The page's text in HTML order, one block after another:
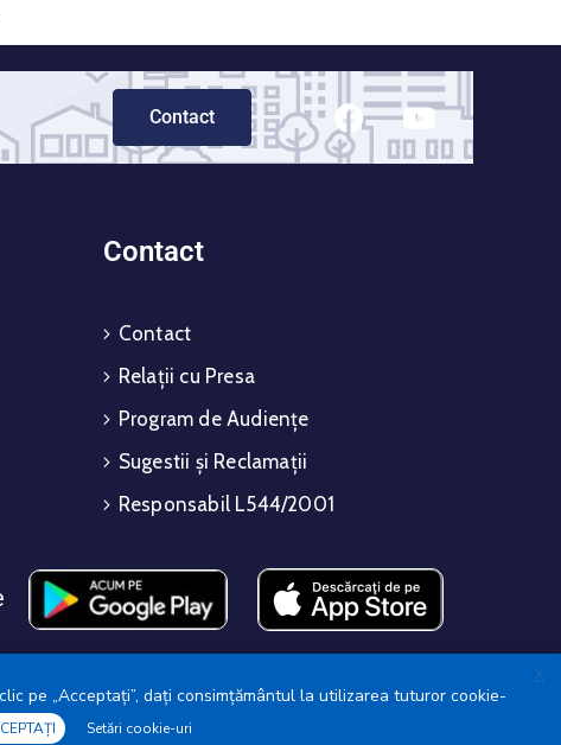
Contact
Contact
Contact
Relații cu Presa
Program de Audiențe
Sugestii și Reclamații
Responsabil L544/2001
X
pe „Acceptați”, dați consimțământul la utilizarea tuturor cookie-
Setări cookie-uri